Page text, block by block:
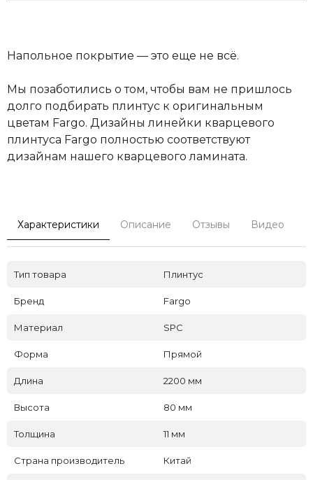
Напольное покрытие — это еще не всё.
Мы позаботились о том, чтобы вам не пришлось
долго подбирать плинтус к оригинальным
цветам Fargo. Дизайны линейки кварцевого
плинтуса Fargo полностью соответствуют
дизайнам нашего кварцевого ламината.
Характеристики Описание Отзывы Видео
Тип товара Плинтус
Бренд Fargo
Материал SPC
Форма Прямой
Длина 2200 мм
Высота 80 мм
Толщина 11 мм
Страна производитель Китай